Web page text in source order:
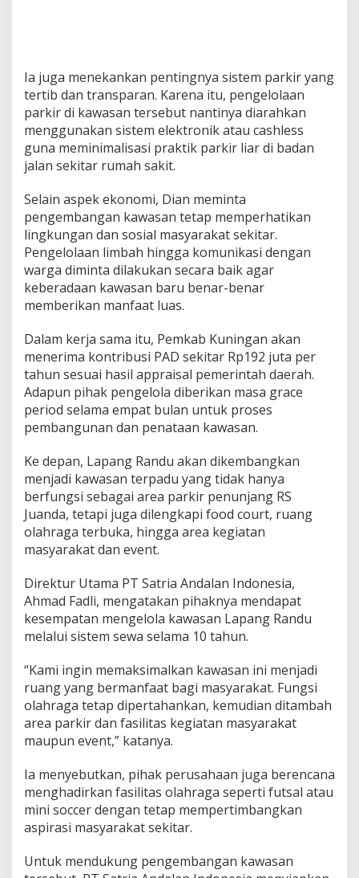
Ia juga menekankan pentingnya sistem parkir yang
tertib dan transparan. Karena itu, pengelolaan
parkir di kawasan tersebut nantinya diarahkan
menggunakan sistem elektronik atau cashless
guna meminimalisasi praktik parkir liar di badan
jalan sekitar rumah sakit.
Selain aspek ekonomi, Dian meminta
pengembangan kawasan tetap memperhatikan
lingkungan dan sosial masyarakat sekitar.
Pengelolaan limbah hingga komunikasi dengan
warga diminta dilakukan secara baik agar
keberadaan kawasan baru benar-benar
memberikan manfaat luas.
Dalam kerja sama itu, Pemkab Kuningan akan
menerima kontribusi PAD sekitar Rp192 juta per
tahun sesuai hasil appraisal pemerintah daerah.
Adapun pihak pengelola diberikan masa grace
period selama empat bulan untuk proses
pembangunan dan penataan kawasan.
Ke depan, Lapang Randu akan dikembangkan
menjadi kawasan terpadu yang tidak hanya
berfungsi sebagai area parkir penunjang RS
Juanda, tetapi juga dilengkapi food court, ruang
olahraga terbuka, hingga area kegiatan
masyarakat dan event.
Direktur Utama PT Satria Andalan Indonesia,
Ahmad Fadli, mengatakan pihaknya mendapat
kesempatan mengelola kawasan Lapang Randu
melalui sistem sewa selama 10 tahun.
“Kami ingin memaksimalkan kawasan ini menjadi
ruang yang bermanfaat bagi masyarakat. Fungsi
olahraga tetap dipertahankan, kemudian ditambah
area parkir dan fasilitas kegiatan masyarakat
maupun event,” katanya.
Ia menyebutkan, pihak perusahaan juga berencana
menghadirkan fasilitas olahraga seperti futsal atau
mini soccer dengan tetap mempertimbangkan
aspirasi masyarakat sekitar.
Untuk mendukung pengembangan kawasan